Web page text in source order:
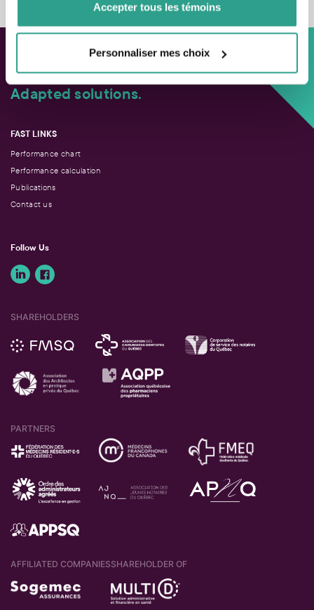
Accepter tous les témoins
Personnaliser mes choix
Custom approach,
Adapted solutions.
FAST LINKS
Performance chart
Performance calculation
Publications
Contact us
Follow Us
SHAREHOLDERS
PARTNERS
AFFILIATED COMPANIESSHAREHOLDER OF